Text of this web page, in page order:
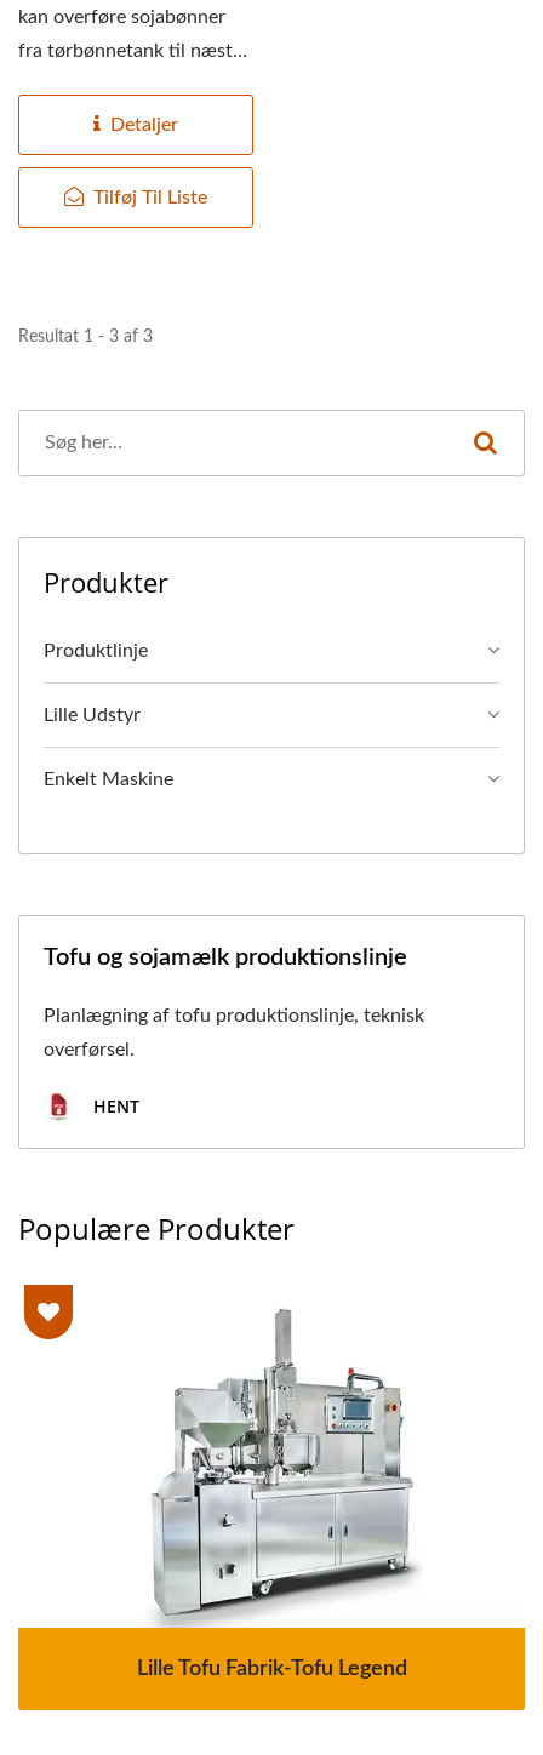
kan overføre sojabønner
fra tørbønnetank til næste
Detaljer
Tilføj Til Liste
Resultat 1 - 3 af 3
Produkter
Produktlinje
Lille Udstyr
Enkelt Maskine
Tofu og sojamælk produktionslinje
Planlægning af tofu produktionslinje, teknisk
overførsel.
HENT
Populære Produkter
Lille Tofu Fabrik-Tofu Legend